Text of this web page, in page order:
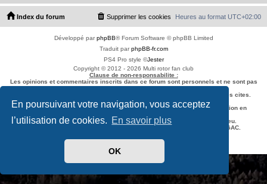
En poursuivant votre navigation, vous acceptez
l’utilisation de cookies. En savoir plus
OK
Index du forum Heures au format UTC+02:00
Supprimer les cookies
Développé parphpBB® Forum Software © phpBB Limited
Traduit parphpBB-fr.com
PS4 Pro style ©Jester
Copyright © 2012 - 2026 Multi rotor fan club
Clause de non-responsabilite :
Les opinions et commentaires inscrits dans ce forum sont personnels et ne sont pas
necessairement ceux de l'equipe du forum.
L'equipe de ce forum n'est pas responsable du contenu des sites externes cites.
L'utilisation d'un Multi Rotor doit se faire conformément à la réglementation en
et dans le respect de l'espace aérien du pays dans lequel le vol a lieu.
cliquant sur ce lien ou auprès de la DGAC.
Conditions